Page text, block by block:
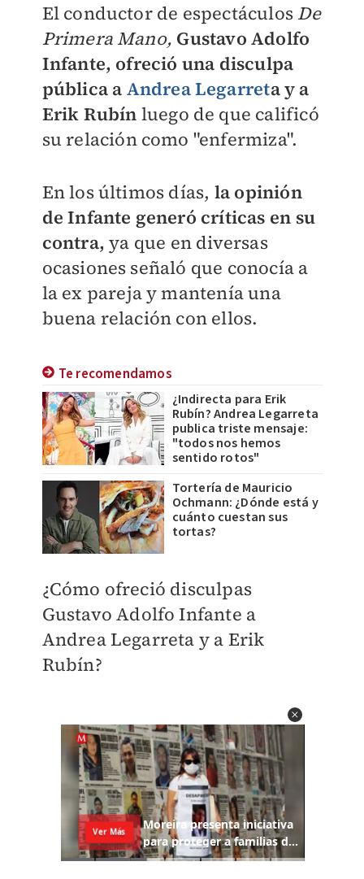
El conductor de espectáculos De
Primera Mano, Gustavo Adolfo
Infante, ofreció una disculpa
pública a Andrea Legarreta y a
Erik Rubín luego de que calificó
su relación como "enfermiza".
En los últimos días, la opinión
de Infante generó críticas en su
contra, ya que en diversas
ocasiones señaló que conocía a
la ex pareja y mantenía una
buena relación con ellos.
Te recomendamos
¿Indirecta para Erik
Rubín? Andrea Legarreta
publica triste mensaje:
"todos nos hemos
sentido rotos"
Tortería de Mauricio
Ochmann: ¿Dónde está y
cuánto cuestan sus
tortas?
¿Cómo ofreció disculpas
Gustavo Adolfo Infante a
Andrea Legarreta y a Erik
Rubín?